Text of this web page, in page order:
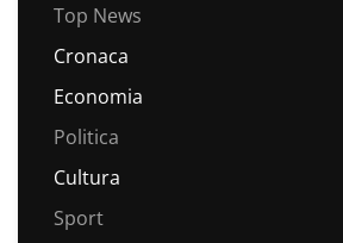
Top News
Cronaca
Economia
Politica
Cultura
Sport